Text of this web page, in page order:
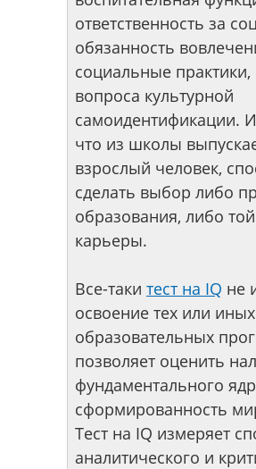
ответственность за
обязанность
социальные
вопроса культурной
самоидентификации.
что из школы
взрослый человек,
сделать выбор либо
образования, либо
карьеры.
Все-таки тест на IQ не
освоение тех или иных
образовательных
позволяет оценить
фундаментального
сформированность
Тест на IQ измеряет
аналитического и